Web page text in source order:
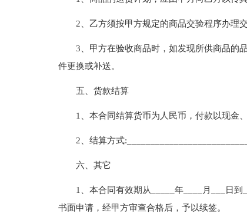
2、乙方须按甲方规定的商品交验程序办理交
3、甲方在验收商品时，如发现所供商品的
件更换或补送。
五、货款结算
1、本合同结算货币为人民币，付款以现金
2、结算方式
六、其它
1、本合同有效期从_____年____月___日
书面申请，经甲方审查合格后，予以续签。